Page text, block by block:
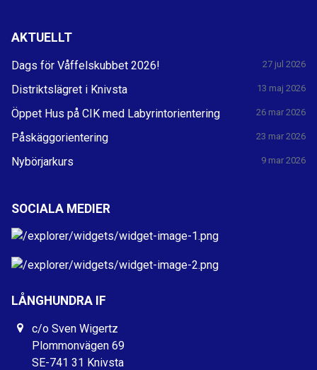
AKTUELLT
Dags för Våffelskubbet 2026! 27 jul 2026
Distriktslägret i Knivsta 13 maj 2026
Öppet Hus på CIK med Labyrintorientering 26 mar 2026
Påskäggorientering 23 mar 2026
Nybörjarkurs 9 mar 2026
SOCIALA MEDIER
LÅNGHUNDRA IF
c/o Sven Wigertz
Plommonvägen 69
SE-741 31 Knivsta